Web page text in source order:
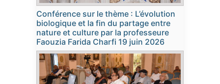
Conférence sur le thème : L’évolution
biologique et la fin du partage entre
nature et culture par la professeure
Faouzia Farida Charfi 19 juin 2026